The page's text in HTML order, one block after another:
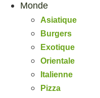
Monde
Asiatique
Burgers
Exotique
Orientale
Italienne
Pizza